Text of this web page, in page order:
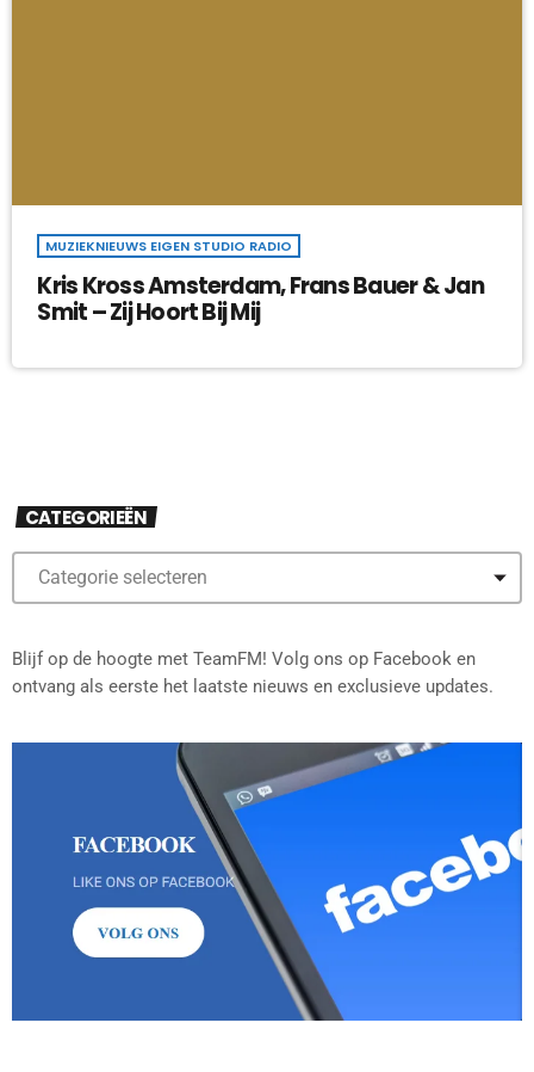
MUZIEKNIEUWS EIGEN STUDIO RADIO
Kris Kross Amsterdam, Frans Bauer & Jan
Smit – Zij Hoort Bij Mij
CATEGORIEËN
Blijf op de hoogte met TeamFM! Volg ons op Facebook en
ontvang als eerste het laatste nieuws en exclusieve updates.